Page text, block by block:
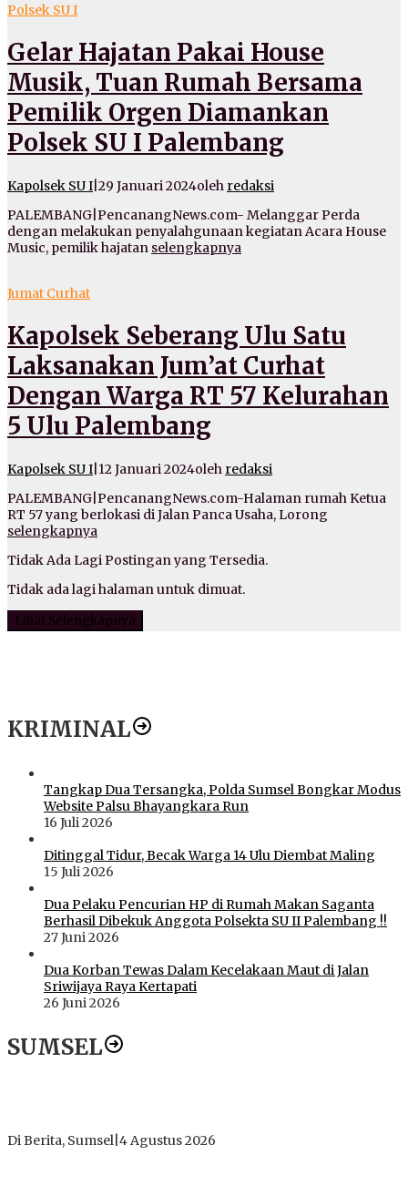
Polsek SU I
Gelar Hajatan Pakai House
Musik, Tuan Rumah Bersama
Pemilik Orgen Diamankan
Polsek SU I Palembang
Kapolsek SU I 29 Januari 2024oleh redaksi
PALEMBANG|PencanangNews.com- Melanggar Perda
dengan melakukan penyalahgunaan kegiatan Acara House
Music, pemilik hajatan selengkapnya
Jumat Curhat
Kapolsek Seberang Ulu Satu
Laksanakan Jum’at Curhat
Dengan Warga RT 57 Kelurahan
5 Ulu Palembang
Kapolsek SU I 12 Januari 2024oleh redaksi
PALEMBANG|PencanangNews.com-Halaman rumah Ketua
RT 57 yang berlokasi di Jalan Panca Usaha, Lorong
selengkapnya
Tidak Ada Lagi Postingan yang Tersedia.
Tidak ada lagi halaman untuk dimuat.
Lihat Selengkapnya
KRIMINAL
Tangkap Dua Tersangka, Polda Sumsel Bongkar Modus
Website Palsu Bhayangkara Run
16 Juli 2026
Ditinggal Tidur, Becak Warga 14 Ulu Diembat Maling
15 Juli 2026
Dua Pelaku Pencurian HP di Rumah Makan Saganta
Berhasil Dibekuk Anggota Polsekta SU II Palembang !!
27 Juni 2026
Dua Korban Tewas Dalam Kecelakaan Maut di Jalan
Sriwijaya Raya Kertapati
26 Juni 2026
SUMSEL
Di Berita, Sumsel 4 Agustus 2026